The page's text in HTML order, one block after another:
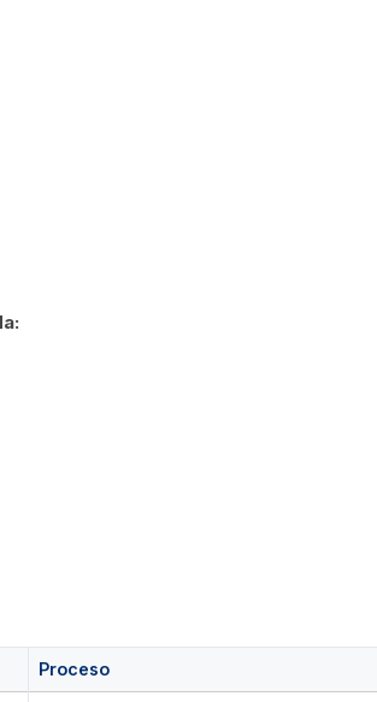
Proceso